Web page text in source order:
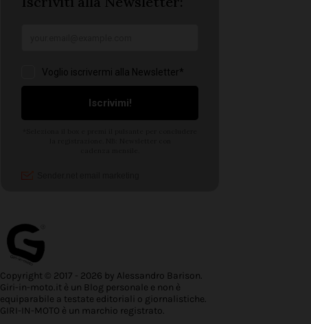
Copyright © 2017 - 2026 by Alessandro Barison.
Giri-in-moto.it è un Blog personale e non è
equiparabile a testate editoriali o giornalistiche.
GIRI-IN-MOTO è un marchio registrato.